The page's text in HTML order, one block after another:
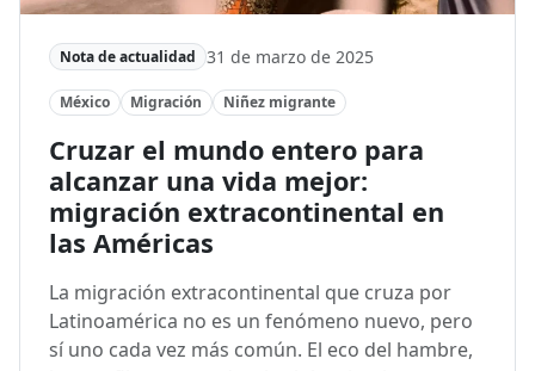
Nota de actualidad 31 de marzo de 2025
México Migración Niñez migrante
Cruzar el mundo entero para
alcanzar una vida mejor:
migración extracontinental en
las Américas
La migración extracontinental que cruza por
Latinoamérica no es un fenómeno nuevo, pero
sí uno cada vez más común. El eco del hambre,